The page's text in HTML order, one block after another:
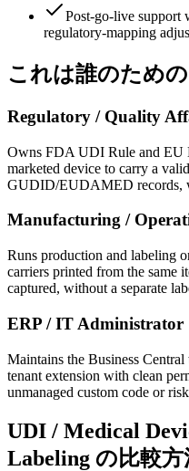
Post-go-live support
regulatory-mapping
これは誰のため
Regulatory / Quality
Owns FDA UDI Rule and EU
marketed device to carry a
GUDID/EUDAMED records,
Manufacturing /
Runs production and labeling
carriers printed from the same
captured, without a separate
ERP / IT Administrator
Maintains the Business
tenant extension with clean
unmanaged custom code or
UDI / Medical
Labeling の比較方